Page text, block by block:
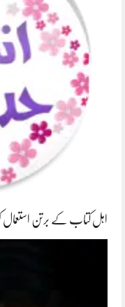
اہل کتاب کے برتن استعمال